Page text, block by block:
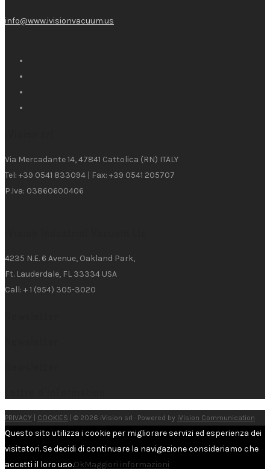
info@www.ivisionvacuum.us
Via Mercadante 14, 47841 Cattolica (RN) ITALY
Tel: +39 0541 833094 | Fax: +39 0541 205707
P.Iva: 03860600406
4235 N.E. 6 Avenue, Oakland Park,
Ft. Lauderdale, FL 33334 USA
Call: + 1 (954) 305-3020
PRIVACY COOKIES | © 2026 iVision srl · Powered by iVision Communication
Questo sito utilizza i cookie per migliorare servizi ed esperienza dei
visitatori. Se decidi di continuare la navigazione consideriamo che
accetti il loro uso.OkMaggiori informazioni